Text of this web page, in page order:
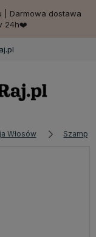
| Darmowa dostawa
24h❤️
Włosów